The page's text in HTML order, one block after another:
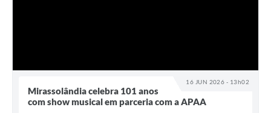
16 JUN 2026 - 13h02
Mirassolândia celebra 101 anos
com show musical em parceria com a APAA